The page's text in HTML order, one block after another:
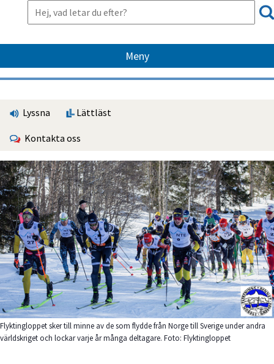
Meny
Lyssna Lättläst
Kontakta oss
Flyktingloppet sker till minne av de som flydde från Norge till Sverige under andra
världskriget och lockar varje år många deltagare. Foto: Flyktingloppet